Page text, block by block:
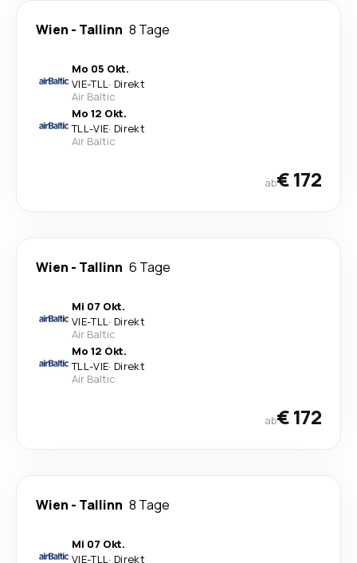
Wien - Tallinn 8 Tage
Mo 05 Okt.
VIE-TLL· Direkt
Air Baltic
Mo 12 Okt.
TLL-VIE· Direkt
Air Baltic
ab€ 172
Wien - Tallinn 6 Tage
Mi 07 Okt.
VIE-TLL· Direkt
Air Baltic
Mo 12 Okt.
TLL-VIE· Direkt
Air Baltic
ab€ 172
Wien - Tallinn 8 Tage
Mi 07 Okt.
VIE-TLL· Direkt